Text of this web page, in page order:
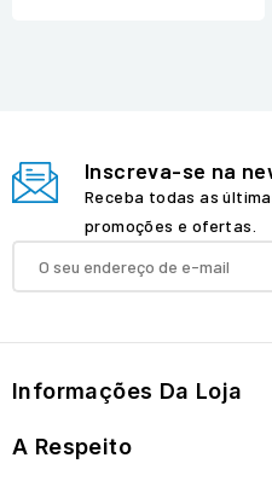
Inscreva-se na
Receba todas as
promoções e ofertas.
Informações Da Loja
A Respeito